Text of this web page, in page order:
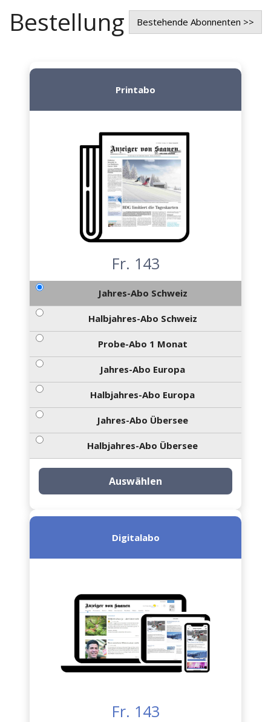
Bestellung Bestehende Abonnenten >>
Printabo
Fr. 143
Jahres-Abo Schweiz
Halbjahres-Abo Schweiz
Probe-Abo 1 Monat
Jahres-Abo Europa
Halbjahres-Abo Europa
Jahres-Abo Übersee
Halbjahres-Abo Übersee
Auswählen
Digitalabo
Fr. 143